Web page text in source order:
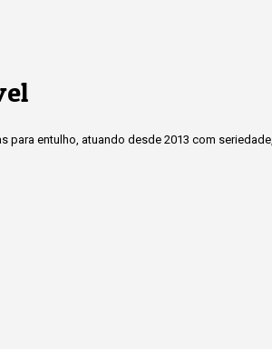
para entulho, atuando desde 2013 com seriedade,